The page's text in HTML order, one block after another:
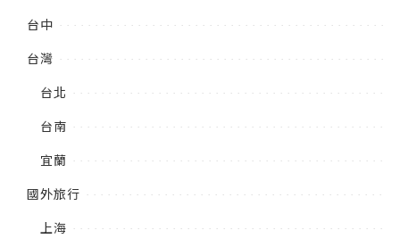
台中
台灣
台北
台南
宜蘭
國外旅行
上海